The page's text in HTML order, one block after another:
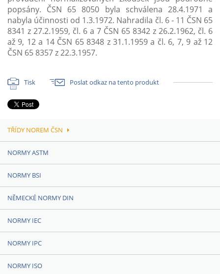
popsány. ČSN 65 8050 byla schválena 28.4.1971 a
nabyla účinnosti od 1.3.1972. Nahradila čl. 6 - 11 ČSN 65
8341 z 27.2.1959, čl. 6 a 7 ČSN 65 8342 z 26.2.1962, čl. 6
až 9, 12 a 14 ČSN 65 8348 z 31.1.1959 a čl. 6, 7, 9 až 12
ČSN 65 8357 z 22.3.1957.
Tisk Poslat odkaz na tento produkt
TŘÍDY NOREM ČSN
NORMY ASTM
NORMY BSI
NĚMECKÉ NORMY DIN
NORMY IEC
NORMY IPC
NORMY ISO